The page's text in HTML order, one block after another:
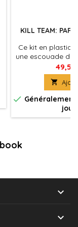
KILL TEAM:
Ce kit en
une escouade de
vétérans, 49,50

 Généralement

